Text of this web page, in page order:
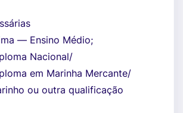
— Ensino Médio;
Nacional/
em Marinha Mercante/
ou outra qualificação